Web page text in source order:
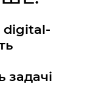
digital-
задачі